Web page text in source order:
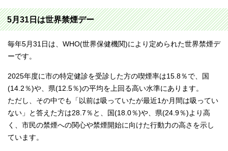
5月31日は世界禁煙デー
毎年5月31日は、WHO(世界保健機関)により定められた世界禁煙デ
ーです。
2025年度に市の特定健診を受診した方の喫煙率は15.8％で、国
(14.2％)や、県(12.5％)の平均を上回る高い水準にあります。
ただし、その中でも「以前は吸っていたが最近1か月間は吸ってい
ない」と答えた方は28.7％と、国(18.0％)や、県(24.9％)より高
く、市民の禁煙への関心や禁煙開始に向けた行動力の高さを示し
ています。